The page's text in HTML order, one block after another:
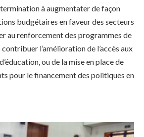
à augmentater de façon
budgétaires en faveur des secteurs
au renforcement des programmes de
l’amélioration de l’accès aux
ou de la mise en place de
pour le financement des politiques en